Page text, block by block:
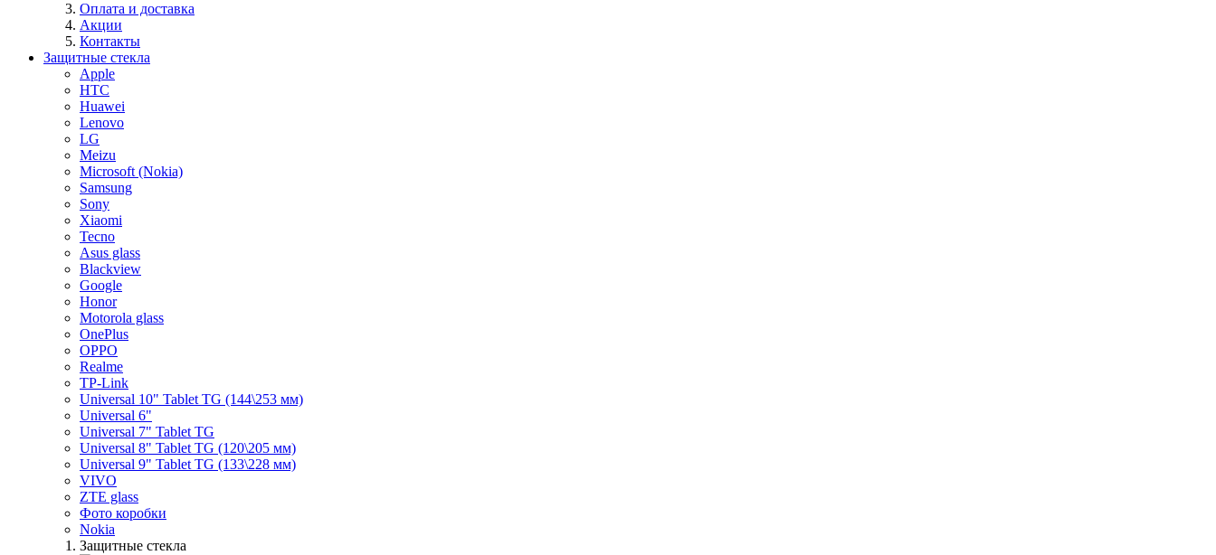
Оплата и доставка
Акции
Контакты
Защитные стекла
Apple
HTC
Huawei
Lenovo
LG
Meizu
Microsoft (Nokia)
Samsung
Sony
Xiaomi
Tecno
Asus glass
Blackview
Google
Honor
Motorola glass
OnePlus
OPPO
Realme
TP-Link
Universal 10" Tablet TG (144\253 мм)
Universal 6"
Universal 7" Tablet TG
Universal 8" Tablet TG (120\205 мм)
Universal 9" Tablet TG (133\228 мм)
VIVO
ZTE glass
Фото коробки
Nokia
Защитные стекла